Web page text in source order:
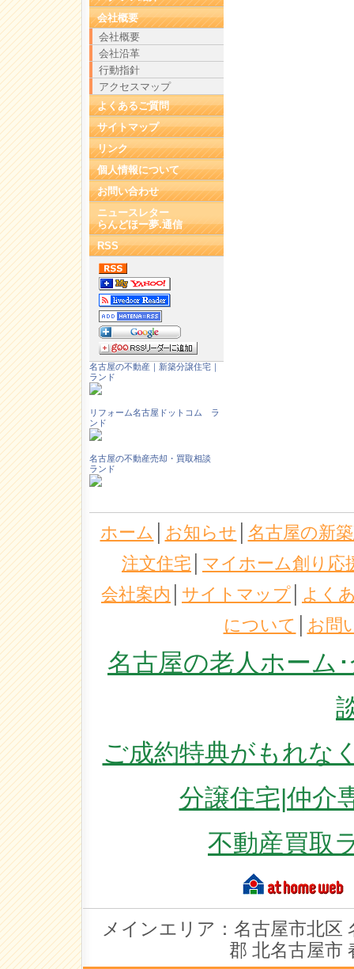
会社概要
会社概要
会社沿革
行動指針
アクセスマップ
よくあるご質問
サイトマップ
リンク
個人情報について
お問い合わせ
ニュースレター
らんどほー夢.通信
RSS
名古屋の不動産｜新築分譲住宅｜
ランド
リフォーム名古屋ドットコム ラ
ンド
名古屋の不動産売却・買取相談
ランド
ホーム お知らせ
名古屋の新
注文住宅
マイホーム創り応
会社案内
サイトマップ
よく
について
お問
名古屋の老人ホーム
ご成約特典がもれな
分譲住宅|仲介
不動産買取
メインエリア：名古屋市北区
郡 北名古屋市